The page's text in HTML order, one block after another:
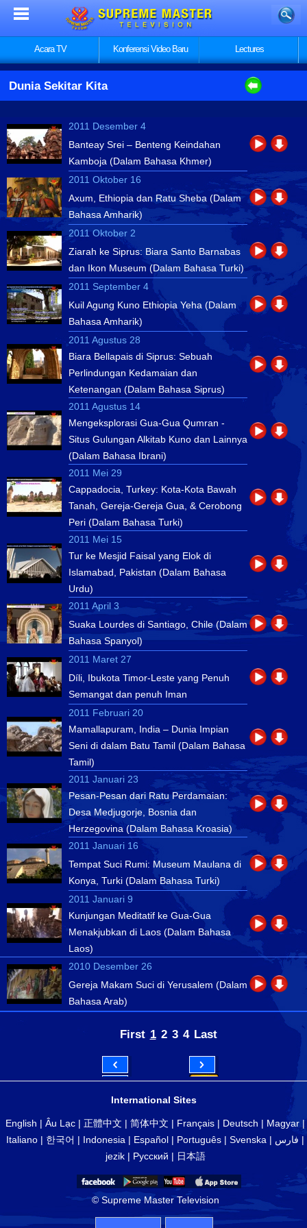
Acara TV Konferensi Video Baru Lectures
Dunia Sekitar Kita
2011 Desember 4
Banteay Srei – Benteng Keindahan
Kamboja (Dalam Bahasa Khmer)
2011 Oktober 16
Axum, Ethiopia dan Ratu Sheba (Dalam
Bahasa Amharik)
2011 Oktober 2
Ziarah ke Siprus: Biara Santo Barnabas
dan Ikon Museum (Dalam Bahasa Turki)
2011 September 4
Kuil Agung Kuno Ethiopia Yeha (Dalam
Bahasa Amharik)
2011 Agustus 28
Biara Bellapais di Siprus: Sebuah
Perlindungan Kedamaian dan
Ketenangan (Dalam Bahasa Siprus)
2011 Agustus 14
Mengeksplorasi Gua-Gua Qumran -
Situs Gulungan Alkitab Kuno dan Lainnya
(Dalam Bahasa Ibrani)
2011 Mei 29
Cappadocia, Turkey: Kota-Kota Bawah
Tanah, Gereja-Gereja Gua, & Cerobong
Peri (Dalam Bahasa Turki)
2011 Mei 15
Tur ke Mesjid Faisal yang Elok di
Islamabad, Pakistan (Dalam Bahasa
Urdu)
2011 April 3
Suaka Lourdes di Santiago, Chile (Dalam
Bahasa Spanyol)
2011 Maret 27
Díli, Ibukota Timor-Leste yang Penuh
Semangat dan penuh Iman
2011 Februari 20
Mamallapuram, India – Dunia Impian
Seni di dalam Batu Tamil (Dalam Bahasa
Tamil)
2011 Januari 23
Pesan-Pesan dari Ratu Perdamaian:
Desa Medjugorje, Bosnia dan
Herzegovina (Dalam Bahasa Kroasia)
2011 Januari 16
Tempat Suci Rumi: Museum Maulana di
Konya, Turki (Dalam Bahasa Turki)
2011 Januari 9
Kunjungan Meditatif ke Gua-Gua
Menakjubkan di Laos (Dalam Bahasa
Laos)
2010 Desember 26
Gereja Makam Suci di Yerusalem (Dalam
Bahasa Arab)
First 1 2 3 4 Last
International Sites
English | Âu Lạc | 正體中文 | 简体中文 | Français | Deutsch | Magyar |
Italiano | 한국어 | Indonesia | Español | Português | Svenska | فارس |
jezik| Русский | 日本語
© Supreme Master Television